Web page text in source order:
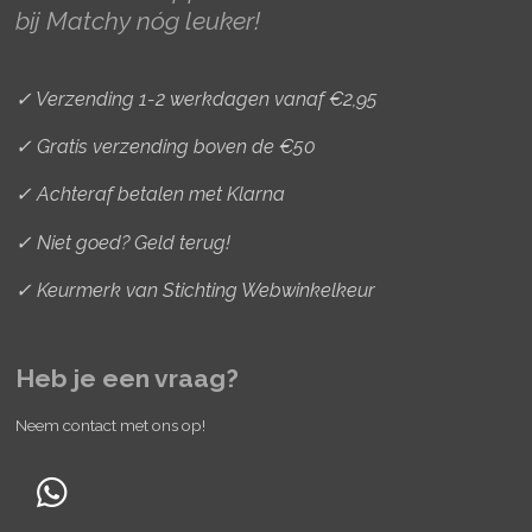
a
k
s
bij Matchy nóg leuker!
✓ Verzending 1-2 werkdagen vanaf €2,95
✓ Gratis verzending boven de €50
✓ Achteraf betalen met Klarna
✓ Niet goed? Geld terug!
✓ Keurmerk van Stichting Webwinkelkeur
Heb je een vraag?
Neem contact met ons op!
W